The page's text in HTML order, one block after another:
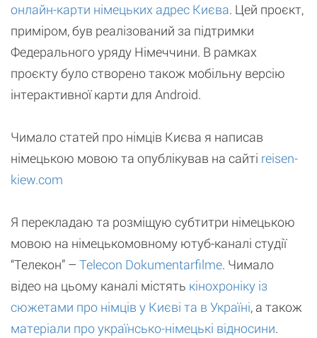
онлайн-карти німецьких адрес Києва. Цей проєкт,
приміром, був реалізований за підтримки
Федерального уряду Німеччини. В рамках
проєкту було створено також мобільну версію
інтерактивної карти для Android.
Чимало статей про німців Києва я написав
німецькою мовою та опублікував на сайті reisen-
kiew.com
Я перекладаю та розміщую субтитри німецькою
мовою на німецькомовному ютуб-каналі студії
“Телекон” – Telecon Dokumentarfilme. Чимало
відео на цьому каналі містять кінохроніку із
сюжетами про німців у Києві та в Україні, а також
матеріали про українсько-німецькі відносини.